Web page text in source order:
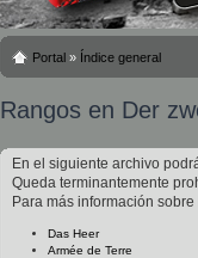
Portal » Índice general
Rangos en Der
En el siguiente archivo
Queda terminantemente
Para más información
Das Heer
Armée de Terre